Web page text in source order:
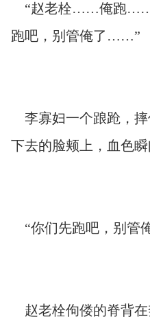
“赵老栓……俺跑……
跑吧，别管俺了……”
李寡妇一个踉跄，摔
下去的脸颊上，血色瞬
“你们先跑吧，别管
赵老栓佝偻的脊背在